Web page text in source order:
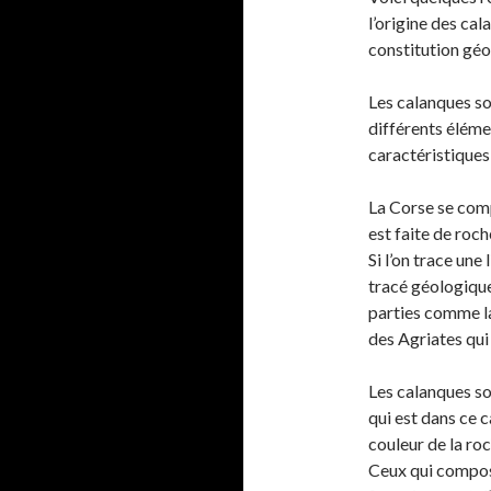
l’origine des
constitution
Les calanques
différents
La Corse se
est faite de
Si l’on trace
tracé
parties comme
des Agriates
Les calanques
qui est dans ce
couleur de la
Ceux qui